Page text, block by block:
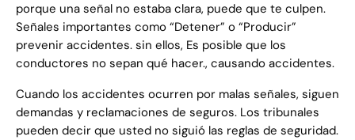
porque una señal no estaba clara, puede que te culpen.
Señales importantes como “Detener” o “Producir”
prevenir accidentes. sin ellos, Es posible que los
conductores no sepan qué hacer., causando accidentes.
Cuando los accidentes ocurren por malas señales, siguen
demandas y reclamaciones de seguros. Los tribunales
pueden decir que usted no siguió las reglas de seguridad.